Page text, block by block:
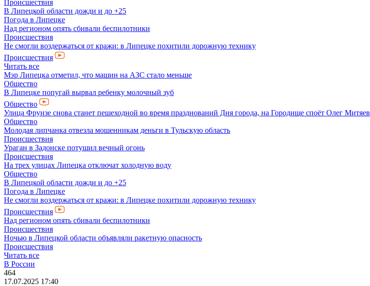
Происшествия
В Липецкой области дожди и до +25
Погода в Липецке
Над регионом опять сбивали беспилотники
Происшествия
Не смогли воздержаться от кражи: в Липецке похитили дорожную технику
Происшествия
Читать все
Мэр Липецка отметил, что машин на АЗС стало меньше
Общество
В Липецке попугай вырвал ребенку молочный зуб
Общество
Улица Фрунзе снова станет пешеходной во время празднований Дня города, на Городище споёт Олег Митяев
Общество
Молодая липчанка отвезла мошенникам деньги в Тульскую область
Происшествия
Ураган в Задонске потушил вечный огонь
Происшествия
На трех улицах Липецка отключат холодную воду
Общество
В Липецкой области дожди и до +25
Погода в Липецке
Не смогли воздержаться от кражи: в Липецке похитили дорожную технику
Происшествия
Над регионом опять сбивали беспилотники
Происшествия
Ночью в Липецкой области объявляли ракетную опасность
Происшествия
Читать все
В России
464
17.07.2025 17:40